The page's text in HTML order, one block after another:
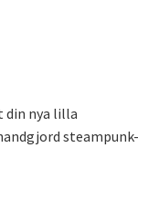
din nya lilla
steampunk-